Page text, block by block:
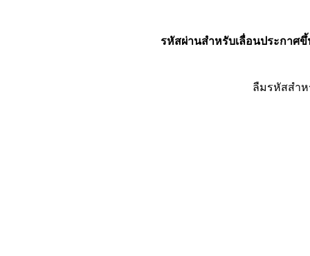
รหัสผ่านสำหรับเลื่อนประกาศขึ้
ลืมรหัสสำ